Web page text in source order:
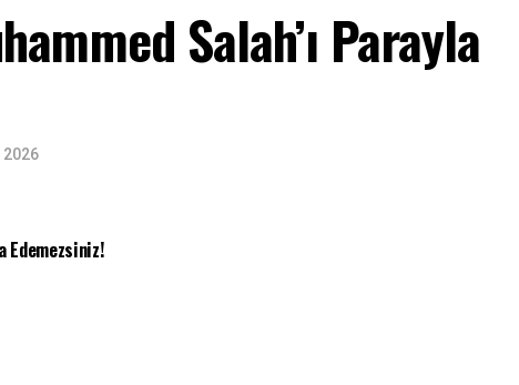
Salah’ı Parayla
2026
Edemezsiniz!